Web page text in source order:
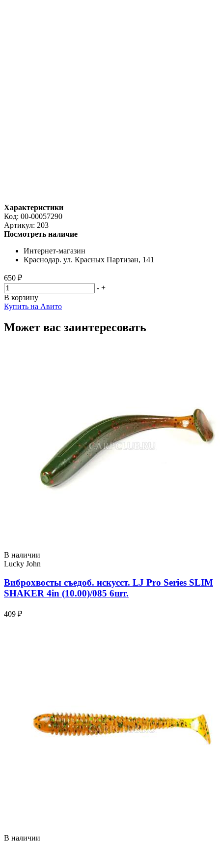
Характеристики
Код: 00-00057290
Артикул: 203
Посмотреть наличие
Интернет-магазин
Краснодар. ул. Красных Партизан, 141
650 ₽
- +
В корзину
Купить на Авито
Может вас заинтересовать
В наличии
Lucky John
Виброхвосты съедоб. искусст. LJ Pro Series SLIM
SHAKER 4in (10.00)/085 6шт.
409 ₽
В наличии